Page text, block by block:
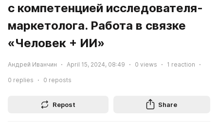
с компетенцией исследователя-
маркетолога. Работа в связке
«Человек + ИИ»
Андрей Иванчин April 15, 2024, 08:49 0 views 1 reaction
0 replies 0 reposts
Repost Share